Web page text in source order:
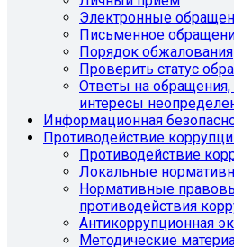
Электронные
Письменное
Порядок обжалования
Проверить статус
Ответы на
интересы
Информационная
Противодействие
Противодействие
Локальные
Нормативные
противодействия
Антикоррупционная
Методические